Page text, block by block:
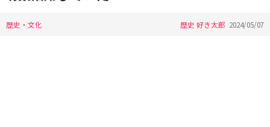
歴史・文化 歴史 好き太郎 2024/05/07